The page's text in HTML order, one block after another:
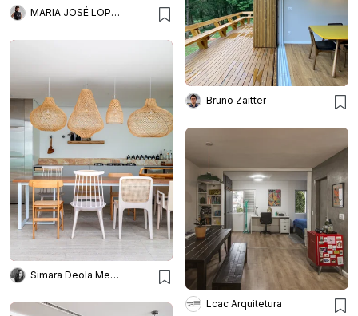
MARIA JOSÉ LOPES ARQUITETURA + INTERIORES
Bruno Zaitter
Simara Deola Mello
Lcac Arquitetura